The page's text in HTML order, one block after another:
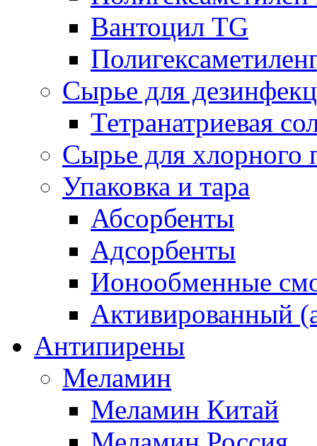
Вантоцил TG
Сырье для
Тетранатриевая
Сырье для хлорного
Упаковка и тара
Абсорбенты
Адсорбенты
Ионообменные
Активированный
Антипирены
Меламин
Меламин Китай